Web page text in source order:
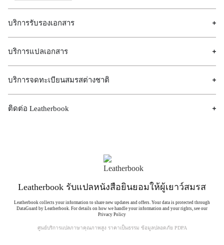
บริการรับรองเอกสาร
บริการแปลเอกสาร
บริการจดทะเบียนสมรสต่างชาติ
ติดต่อ Leatherbook
Leatherbook รับแปลหนังสือยินยอมให้ผู้เยาว์สมรส
Leatherbook collects your information to share new updates and offers. Your data is protected through
DataGuard by Leatherbook. For details on how we handle your information and your rights, see our
Privacy Policy
ศูนย์บริการแปลภาษาคุณภาพสูง ราคาเป็นธรรม ข้อมูลปลอดภัย PDPA